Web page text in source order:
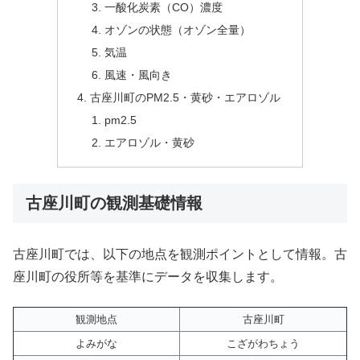
一酸化炭素（CO）濃度
オゾンの状態（オゾン全量）
気温
風速・風向き
古座川町のPM2.5・黄砂・エアロゾル
pm2.5
エアロゾル・黄砂
古座川町の観測基礎情報
古座川町では、以下の地点を観測ポイントとして情報。古
座川町の役所等を基準にデータを収集します。
観測地点
古座川町
よみがな
こざがわちょう